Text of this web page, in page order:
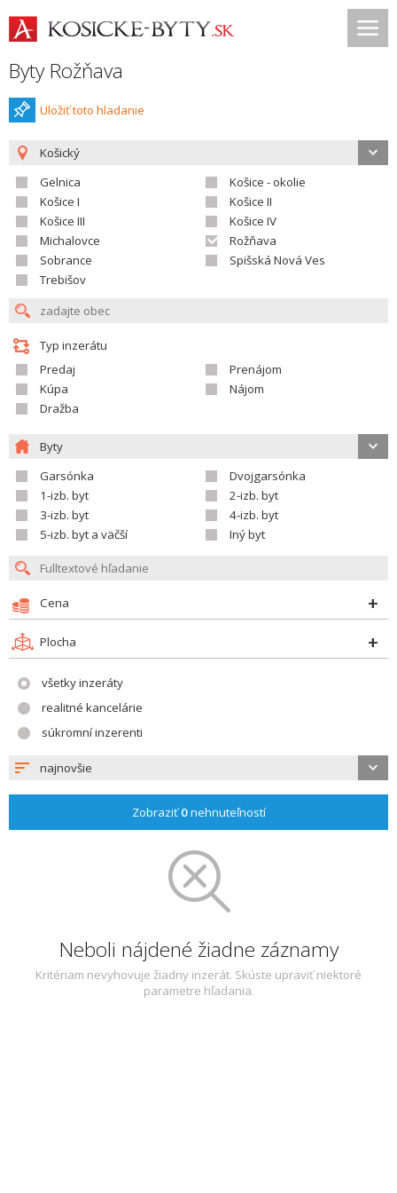
Byty Rožňava
Uložiť toto hladanie
Košický
Gelnica
Košice - okolie
Košice I
Košice II
Košice III
Košice IV
Michalovce
Rožňava
Sobrance
Spišská Nová Ves
Trebišov
Typ inzerátu
Predaj
Prenájom
Kúpa
Nájom
Dražba
Byty
Garsónka
Dvojgarsónka
1-izb. byt
2-izb. byt
3-izb. byt
4-izb. byt
5-izb. byt a väčší
Iný byt
Cena
Plocha
všetky inzeráty
realitné kancelárie
súkromní inzerenti
najnovšie
Zobraziť0nehnuteľností
Neboli nájdené žiadne záznamy
Kritériam nevyhovuje žiadny inzerát. Skúste upraviť niektoré
parametre hľadania.